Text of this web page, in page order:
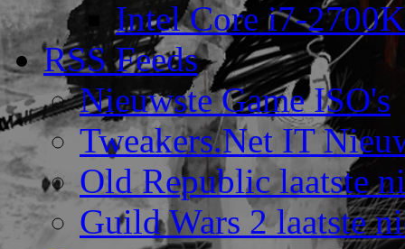
Intel Core i7-
RSS Feeds
Nieuwste Game ISO's
Tweakers.Net IT
Old Republic laatste
Guild Wars 2 laatste